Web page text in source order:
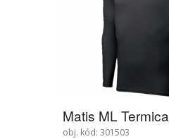
Matis ML Termica
obj. kód: 301503